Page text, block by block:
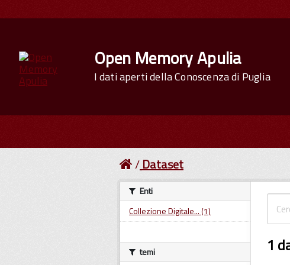
Open Memory Apulia
I dati aperti della Conoscenza di Puglia
Dataset
1
Enti
Collezione Digitale... (1)
temi